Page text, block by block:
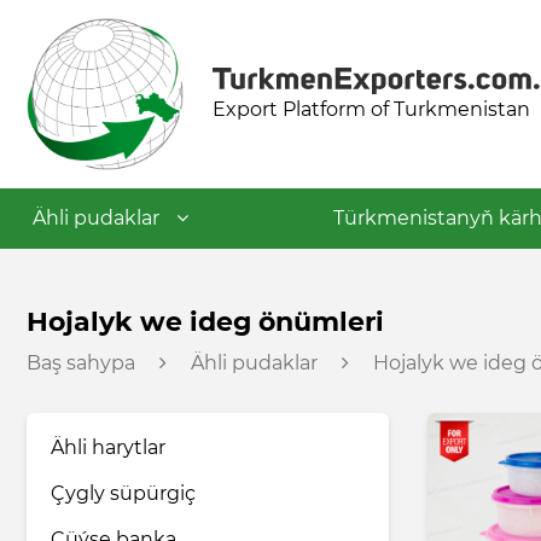
Export Platform of Turkmenistan
Ähli pudaklar Türkmenistanyň
Azyk senagaty
Nebit-himiýa senagaty
Gurluşyk materiallary senagaty
Hojalyk we ideg önümleri
Baş sahypa Ähli pudaklar Hojalyk we ideg
Ähli harytlar
Çygly süpürgiç